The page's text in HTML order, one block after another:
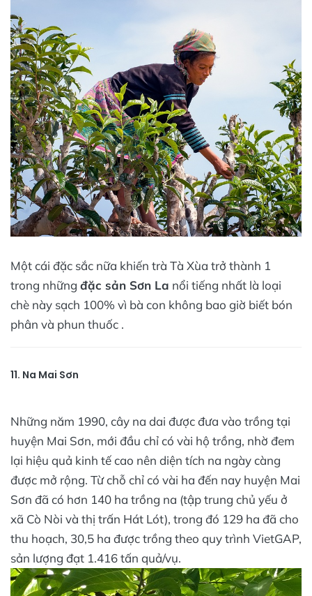
Một cái đặc sắc nữa khiến trà Tà Xùa trở thành 1
trong những đặc sản Sơn La nổi tiếng nhất là loại
chè này sạch 100% vì bà con không bao giờ biết bón
phân và phun thuốc .
11. Na Mai Sơn
Những năm 1990, cây na dai được đưa vào trồng tại
huyện Mai Sơn, mới đầu chỉ có vài hộ trồng, nhờ đem
lại hiệu quả kinh tế cao nên diện tích na ngày càng
được mở rộng. Từ chỗ chỉ có vài ha đến nay huyện Mai
Sơn đã có hơn 140 ha trồng na (tập trung chủ yếu ở
xã Cò Nòi và thị trấn Hát Lót), trong đó 129 ha đã cho
thu hoạch, 30,5 ha được trồng theo quy trình VietGAP,
sản lượng đạt 1.416 tấn quả/vụ.